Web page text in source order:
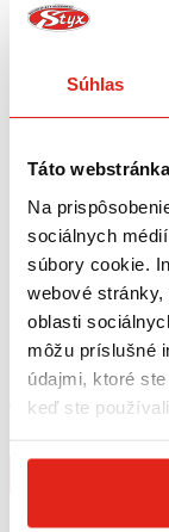
Súhlas
Táto
Na
sociálnych
súbory cookie.
webové
oblasti
môžu príslušné
údajmi, ktoré
keď ste
20,95 € s DPH
MOTUL 7100 5W40 4T
Skladom